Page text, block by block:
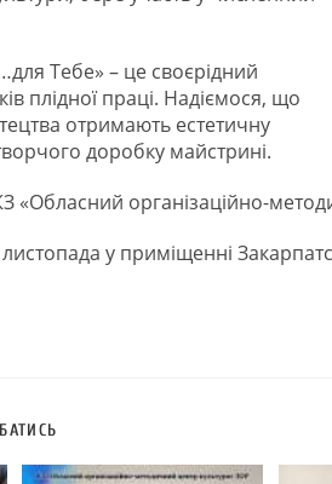
Тебе» – це своєрідний
плідної праці. Надіємося, що
отримають естетичну
доробку майстрині.
«Обласний організаційно-
листопада у приміщенні